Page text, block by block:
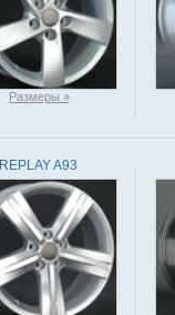
Размеры »
REPLAY A93